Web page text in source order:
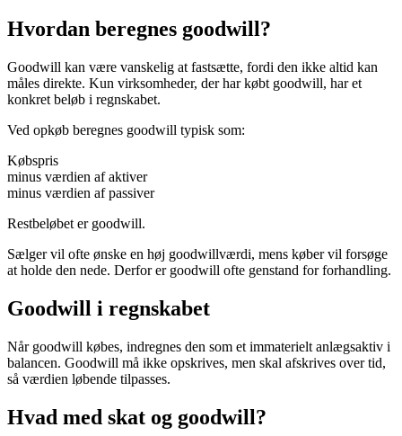
Hvordan beregnes goodwill?
Goodwill kan være vanskelig at fastsætte, fordi den ikke altid kan
måles direkte. Kun virksomheder, der har købt goodwill, har et
konkret beløb i regnskabet.
Ved opkøb beregnes goodwill typisk som:
Købspris
minus værdien af aktiver
minus værdien af passiver
Restbeløbet er goodwill.
Sælger vil ofte ønske en høj goodwillværdi, mens køber vil forsøge
at holde den nede. Derfor er goodwill ofte genstand for forhandling.
Goodwill i regnskabet
Når goodwill købes, indregnes den som et immaterielt anlægsaktiv i
balancen. Goodwill må ikke opskrives, men skal afskrives over tid,
så værdien løbende tilpasses.
Hvad med skat og goodwill?